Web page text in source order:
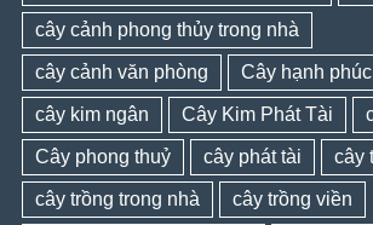
cây cảnh phong thủy trong nhà
cây cảnh văn phòng Cây hạnh
cây kim ngân Cây Kim Phát Tài
Cây phong thuỷ cây phát tài cây
cây trồng trong nhà cây trồng viền